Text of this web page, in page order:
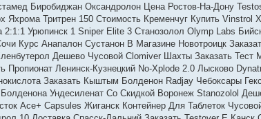
Биробиджан Оксандролон Цена Ростов-На-Дону
Яхрома Тритрен 150 Стоимость Кременчуг Купить Vinstrol
2:1:1 Урюпинск 1 Sniper Elite 3 Станозолол Olymp Labs
Курс Анапалон Сустанон В Магазине Новотроицк
Дешево Чусовой Clomiver Шахты Заказать
Пропионат Ленинск-Кузнецкий No-Xplode 2.0 Лысково
Заказать Кыштым Болденон Radjay Чебоксары
Ундесиленат Со Скидкой Воронеж Stanozolol
Ace+ Capsules Жиганск Контейнер Для Таблеток